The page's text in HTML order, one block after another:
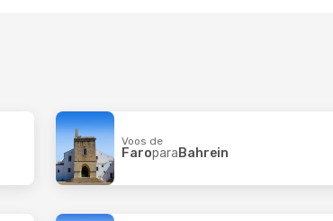
Voos de
Faropara Bahrein